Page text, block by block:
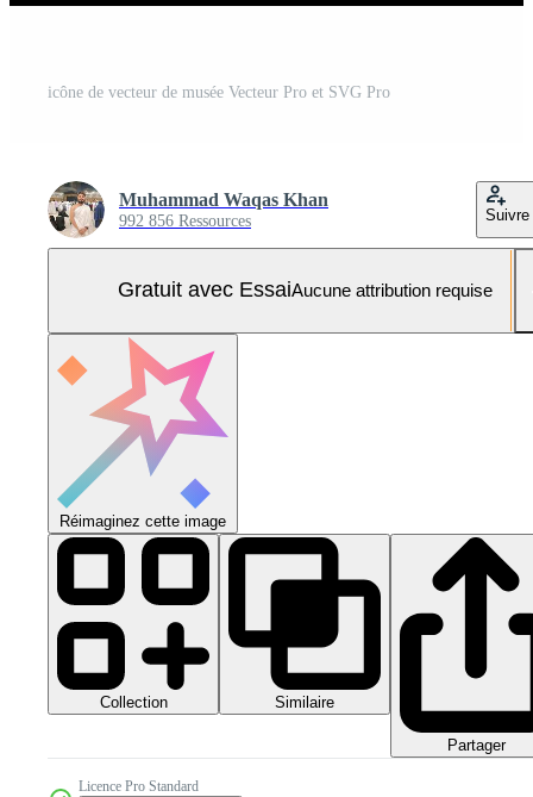
icône de vecteur de musée Vecteur Pro et SVG Pro
Muhammad Waqas Khan
992 856 Ressources Suivre
Gratuit avec EssaiAucune attribution requise
Réimaginez cette image
Collection Similaire
Partager
Licence Pro Standard